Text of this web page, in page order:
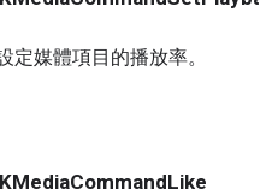
定媒體項目的播放率。